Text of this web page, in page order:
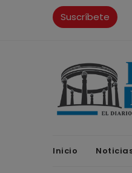
Suscríbete
Inicio